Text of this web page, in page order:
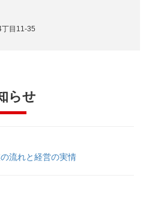
目11-35
らせ
流れと経営の実情